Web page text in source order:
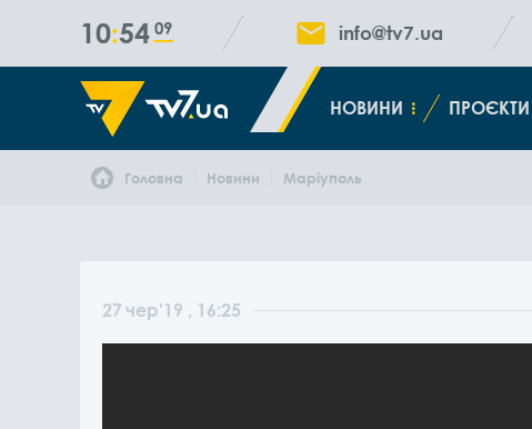
10 54 10 info@tv7.ua
НОВИНИ ПРОЄКТИ
Головна Новини Маріуполь
27 чер'19 , 16:25